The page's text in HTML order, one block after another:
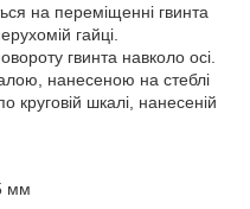
на переміщенні гвинта
гайці.
гвинта навколо осі.
нанесеною на стеблі
круговій шкалі, нанесеній
мм